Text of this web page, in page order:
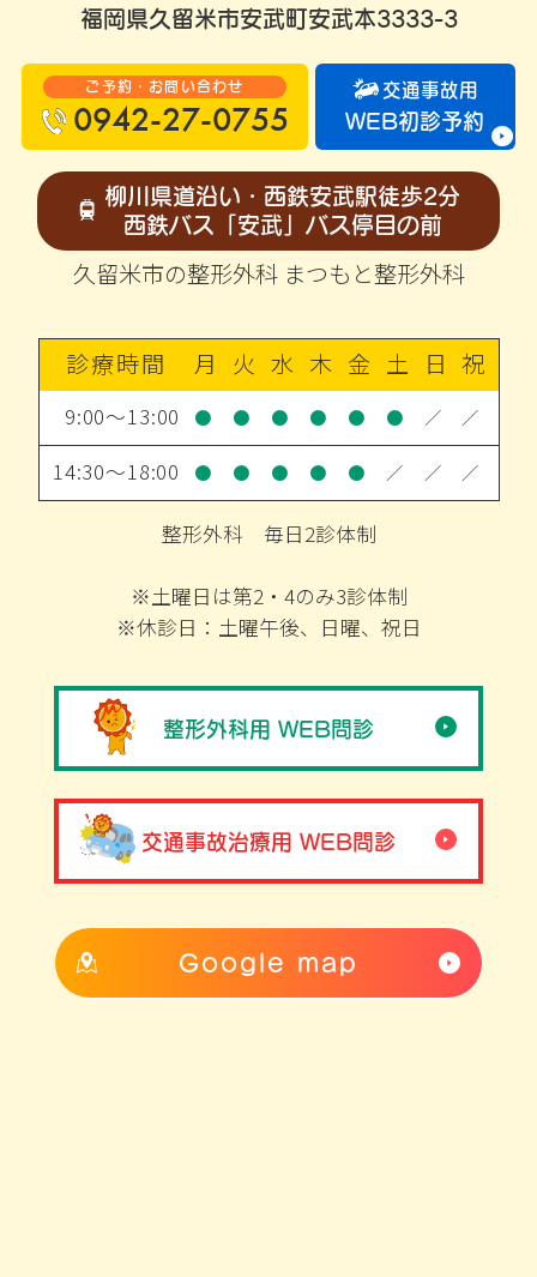
福岡県久留米市安武町安武本3333-3
ご予約・お問い合わせ
0942-27-0755
交通事故用
WEB初診予約
柳川県道沿い・西鉄安武駅徒歩2分
西鉄バス「安武」バス停目の前
久留米市の整形外科 まつもと整形外科
診療時間 月 火 水 木 金 土 日 祝
9:00～13:00 ● ● ● ● ● ● ／ ／
14:30～18:00 ● ● ● ● ● ／ ／ ／
整形外科 毎日2診体制
※土曜日は第2・4のみ3診体制
※休診日：土曜午後、日曜、祝日
整形外科用 WEB問診
交通事故治療用 WEB問診
Google map